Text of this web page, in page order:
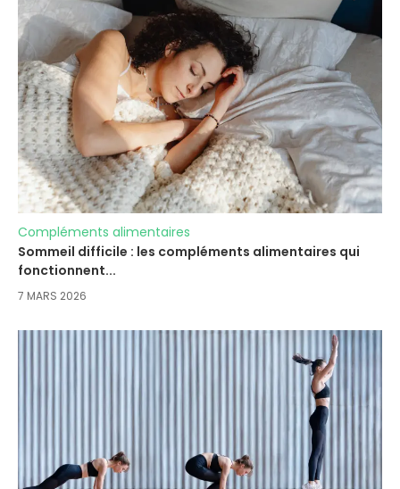
Compléments alimentaires
Sommeil difficile : les compléments alimentaires qui
fonctionnent...
7 MARS 2026